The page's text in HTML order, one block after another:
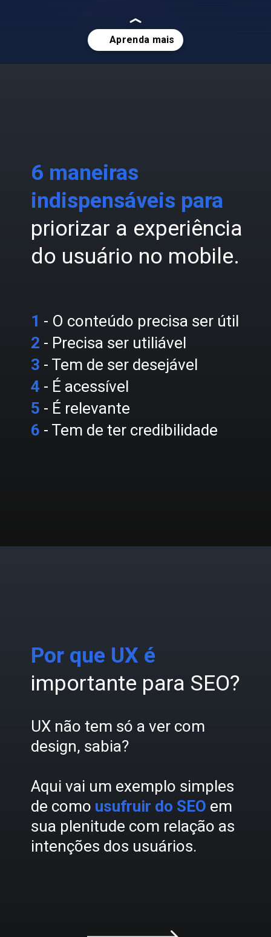
6 maneiras
indispensáveis para
priorizar a experiência
do usuário no mobile.
1 - O conteúdo precisa ser útil
2 - Precisa ser utiliável
3 - Tem de ser desejável
4 - É acessível
5 - É relevante
6 - Tem de ter credibilidade
Por que UX é
importante para SEO?
UX não tem só a ver com
design, sabia?
Aqui vai um exemplo simples
de como usufruir do SEO em
sua plenitude com relação as
intenções dos usuários.